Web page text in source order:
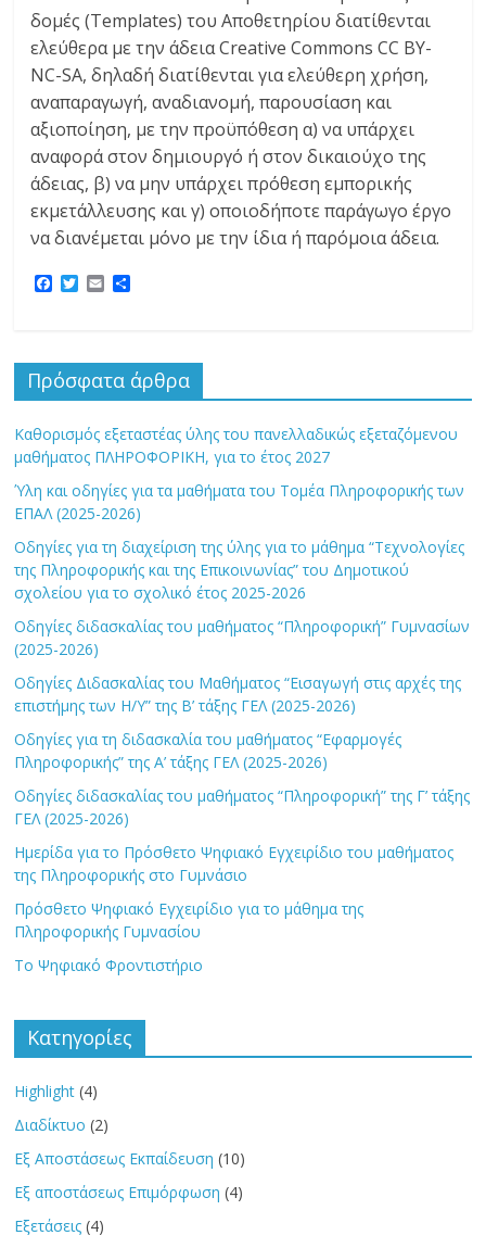
δομές (Templates) του Αποθετηρίου διατίθενται
ελεύθερα με την άδεια Creative Commons CC BY-
NC-SA, δηλαδή διατίθενται για ελεύθερη χρήση,
αναπαραγωγή, αναδιανομή, παρουσίαση και
αξιοποίηση, με την προϋπόθεση α) να υπάρχει
αναφορά στον δημιουργό ή στον δικαιούχο της
άδειας, β) να μην υπάρχει πρόθεση εμπορικής
εκμετάλλευσης και γ) οποιοδήποτε παράγωγο έργο
να διανέμεται μόνο με την ίδια ή παρόμοια άδεια.
F
o
o
k
T
e
r
E
σ
τ
ε
τ
ε
Πρόσφατα άρθρα
Καθορισμός εξεταστέας ύλης του πανελλαδικώς εξεταζόμενου
μαθήματος ΠΛΗΡΟΦΟΡΙΚΗ, για το έτος 2027
Ύλη και οδηγίες για τα μαθήματα του Τομέα Πληροφορικής των
ΕΠΑΛ (2025-2026)
Οδηγίες για τη διαχείριση της ύλης για το μάθημα “Τεχνολογίες
της Πληροφορικής και της Επικοινωνίας” του Δημοτικού
σχολείου για το σχολικό έτος 2025-2026
Οδηγίες διδασκαλίας του μαθήματος “Πληροφορική” Γυμνασίων
(2025-2026)
Οδηγίες Διδασκαλίας του Μαθήματος “Εισαγωγή στις αρχές της
επιστήμης των Η/Υ” της Β’ τάξης ΓΕΛ (2025-2026)
Οδηγίες για τη διδασκαλία του μαθήματος “Εφαρμογές
Πληροφορικής” της Α’ τάξης ΓΕΛ (2025-2026)
Οδηγίες διδασκαλίας του μαθήματος “Πληροφορική” της Γ’ τάξης
ΓΕΛ (2025-2026)
Ημερίδα για το Πρόσθετο Ψηφιακό Εγχειρίδιο του μαθήματος
της Πληροφορικής στο Γυμνάσιο
Πρόσθετο Ψηφιακό Εγχειρίδιο για το μάθημα της
Πληροφορικής Γυμνασίου
Το Ψηφιακό Φροντιστήριο
Kατηγορίες
Highlight (4)
Διαδίκτυο (2)
Εξ Αποστάσεως Εκπαίδευση (10)
Εξ αποστάσεως Επιμόρφωση (4)
Εξετάσεις (4)